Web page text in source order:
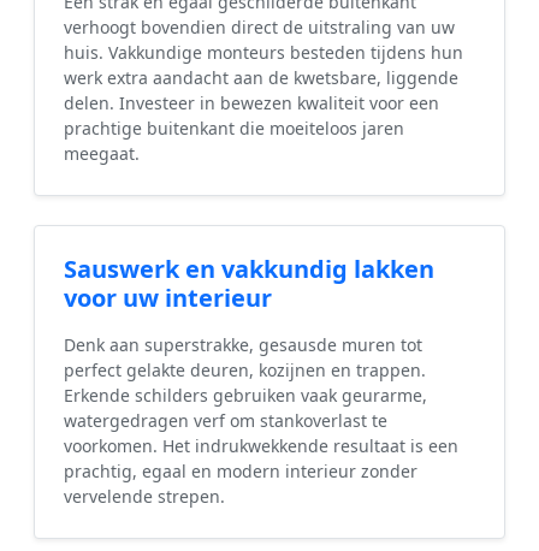
verhoogt bovendien direct de uitstraling van uw
huis. Vakkundige monteurs besteden tijdens hun
werk extra aandacht aan de kwetsbare, liggende
delen. Investeer in bewezen kwaliteit voor een
prachtige buitenkant die moeiteloos jaren
meegaat.
Sauswerk en vakkundig lakken
voor uw interieur
Denk aan superstrakke, gesausde muren tot
perfect gelakte deuren, kozijnen en trappen.
Erkende schilders gebruiken vaak geurarme,
watergedragen verf om stankoverlast te
voorkomen. Het indrukwekkende resultaat is een
prachtig, egaal en modern interieur zonder
vervelende strepen.